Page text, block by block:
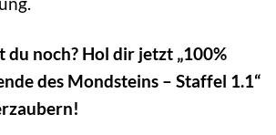
noch? Hol dir jetzt „100%
des Mondsteins – Staffel 1.1“